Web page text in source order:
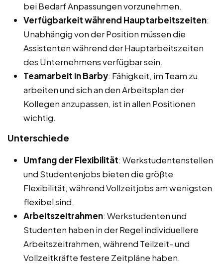
bei Bedarf Anpassungen vorzunehmen.
Verfügbarkeit während Hauptarbeitszeiten:
Unabhängig von der Position müssen die
Assistenten während der Hauptarbeitszeiten
des Unternehmens verfügbar sein.
Teamarbeit in Barby: Fähigkeit, im Team zu
arbeiten und sich an den Arbeitsplan der
Kollegen anzupassen, ist in allen Positionen
wichtig.
Unterschiede
Umfang der Flexibilität: Werkstudentenstellen
und Studentenjobs bieten die größte
Flexibilität, während Vollzeitjobs am wenigsten
flexibel sind.
Arbeitszeitrahmen: Werkstudenten und
Studenten haben in der Regel individuellere
Arbeitszeitrahmen, während Teilzeit- und
Vollzeitkräfte festere Zeitpläne haben.